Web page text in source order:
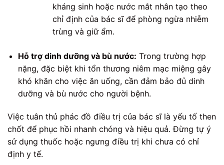
kháng sinh hoặc nước mắt nhân tạo theo
chỉ định của bác sĩ để phòng ngừa nhiễm
trùng và giữ ẩm.
Hỗ trợ dinh dưỡng và bù nước: Trong trường hợp
nặng, đặc biệt khi tổn thương niêm mạc miệng gây
khó khăn cho việc ăn uống, cần đảm bảo đủ dinh
dưỡng và bù nước cho người bệnh.
Việc tuân thủ phác đồ điều trị của bác sĩ là yếu tố then
chốt để phục hồi nhanh chóng và hiệu quả. Đừng tự ý
sử dụng thuốc hoặc ngưng điều trị khi chưa có chỉ
định y tế.